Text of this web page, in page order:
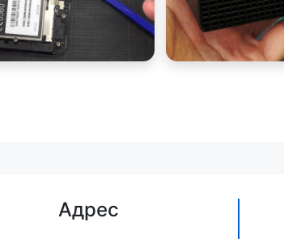
Адрес